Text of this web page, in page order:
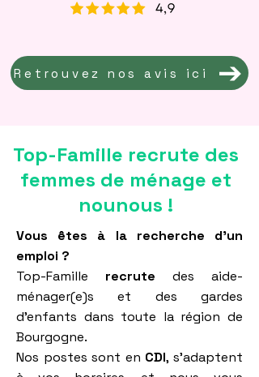
Retrouvez nos avis ici
Top-Famille recrute des
femmes de ménage et
nounous !
Vous êtes à la recherche d'un
emploi ?
Top-Famille recrute des aide-
ménager(e)s et des gardes
d'enfants dans toute la région de
Bourgogne.
Nos postes sont en CDI, s'adaptent